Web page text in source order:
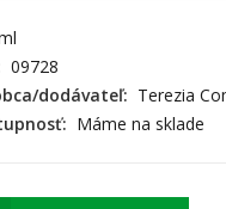
09728
dodávateľ: Terezia
Máme na sklade